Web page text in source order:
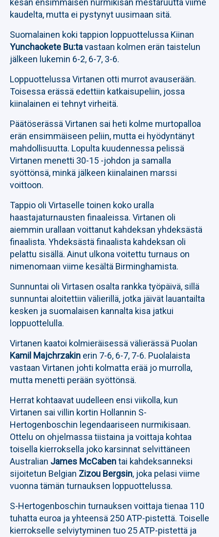
kesän ensimmäisen nurmikisan mestaruutta viime
kaudelta, mutta ei pystynyt uusimaan sitä.
Suomalainen koki tappion loppuottelussa Kiinan
Yunchaokete Bu:tavastaan kolmen erän taistelun
jälkeen lukemin 6-2, 6-7, 3-6.
Loppuottelussa Virtanen otti murrot avauserään.
Toisessa erässä edettiin katkaisupeliin, jossa
kiinalainen ei tehnyt virheitä.
Päätöserässä Virtanen sai heti kolme murtopalloa
erän ensimmäiseen peliin, mutta ei hyödyntänyt
mahdollisuutta. Lopulta kuudennessa pelissä
Virtanen menetti 30-15 -johdon ja samalla
syöttönsä, minkä jälkeen kiinalainen marssi
voittoon.
Tappio oli Virtaselle toinen koko uralla
haastajaturnausten finaaleissa. Virtanen oli
aiemmin urallaan voittanut kahdeksan yhdeksästä
finaalista. Yhdeksästä finaalista kahdeksan oli
pelattu sisällä. Ainut ulkona voitettu turnaus on
nimenomaan viime kesältä Birminghamista.
Sunnuntai oli Virtasen osalta rankka työpäivä, sillä
sunnuntai aloitettiin välierillä, jotka jäivät lauantailta
kesken ja suomalaisen kannalta kisa jatkui
loppuottelulla.
Virtanen kaatoi kolmieräisessä välierässä Puolan
Kamil Majchrzakin erin 7-6, 6-7, 7-6. Puolalaista
vastaan Virtanen johti kolmatta erää jo murrolla,
mutta menetti perään syöttönsä.
Herrat kohtaavat uudelleen ensi viikolla, kun
Virtanen sai villin kortin Hollannin S-
Hertogenboschin legendaariseen nurmikisaan.
Ottelu on ohjelmassa tiistaina ja voittaja kohtaa
toisella kierroksella joko karsinnat selvittäneen
Australian James McCabentai kahdeksanneksi
sijoitetun Belgian Zizou Bergsin, joka pelasi viime
vuonna tämän turnauksen loppuottelussa.
S-Hertogenboschin turnauksen voittaja tienaa 110
tuhatta euroa ja yhteensä 250 ATP-pistettä. Toiselle
kierrokselle selviytyminen tuo 25 ATP-pistettä ja